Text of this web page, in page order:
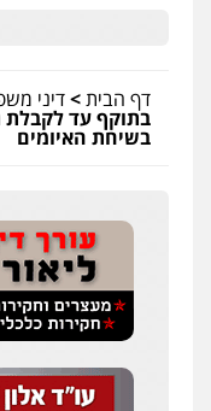
דף הבית>דיני
בתוקף עד לקבלת
בשיחת האיומים